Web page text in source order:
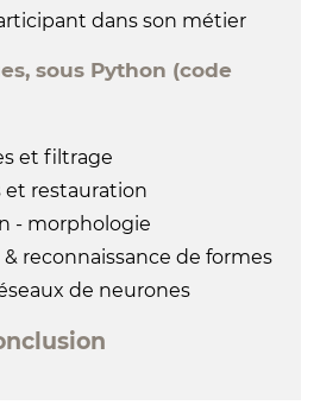
dans son métier
sous Python (code
et filtrage
et restauration
- morphologie
reconnaissance de formes
de neurones